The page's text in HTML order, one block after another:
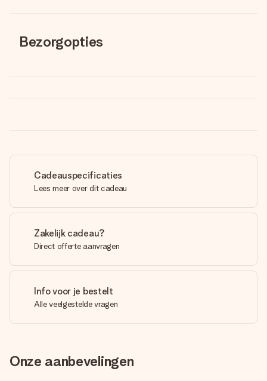
Bezorgopties
Cadeauspecificaties
Lees meer over dit cadeau
Zakelijk cadeau?
Direct offerte aanvragen
Info voor je bestelt
Alle veelgestelde vragen
Onze aanbevelingen